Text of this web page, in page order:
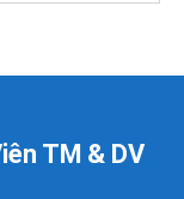
TM & DV